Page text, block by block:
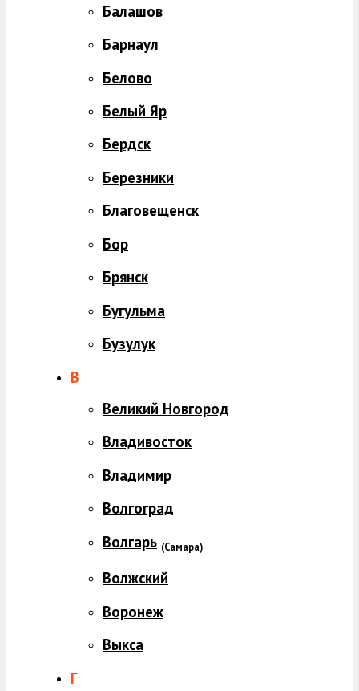
Балашов
Барнаул
Белово
Белый Яр
Бердск
Березники
Благовещенск
Бор
Брянск
Бугульма
Бузулук
В
Великий Новгород
Владивосток
Владимир
Волгоград
Волгарь (Самара)
Волжский
Воронеж
Выкса
Г